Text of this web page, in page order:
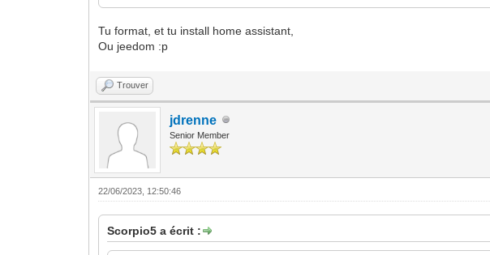
Tu format, et tu install home assistant,
Ou jeedom :p
Trouver
jdrenne
Senior Member
22/06/2023, 12:50:46
Scorpio5 a écrit :